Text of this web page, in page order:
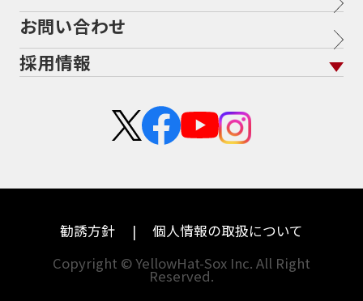
ヤマハ
ホンダ
スズキ
ハーレーダビッドソン
ドゥカティ
トライアンフ
アプリリア
KTM
モトグッツイ
MVアグスタ
他海外ﾒｰｶｰ
盗難保険
茨城
栃木
神奈川
兵庫
香川
愛媛
沿革
二輪公正取引協議会加盟店
お問い合わせ
採用情報
中途採用・アルバイト
勧誘方針
個人情報の取扱について
Copyright © YellowHat-Sox Inc. All Right
Reserved.